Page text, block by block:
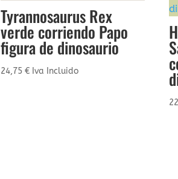
Tyrannosaurus Rex
verde corriendo Papo
figura de dinosaurio
24,75€ Iva Incluido